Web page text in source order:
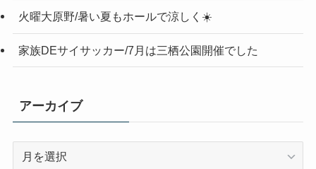
火曜大原野/暑い夏もホールで涼しく☀️
家族DEサイサッカー/7月は三栖公園開催でした
アーカイブ